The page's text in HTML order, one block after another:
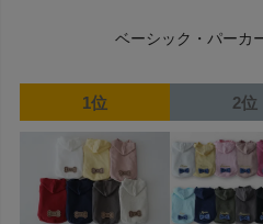
ベーシック・パーカ
1位 2位